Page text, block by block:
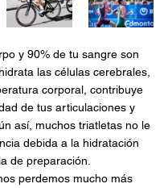
y 90% de tu sangre son
las células cerebrales,
corporal, contribuye
de tus articulaciones y
así, muchos triatletas no le
debida a la hidratación
de preparación.
perdemos mucho más